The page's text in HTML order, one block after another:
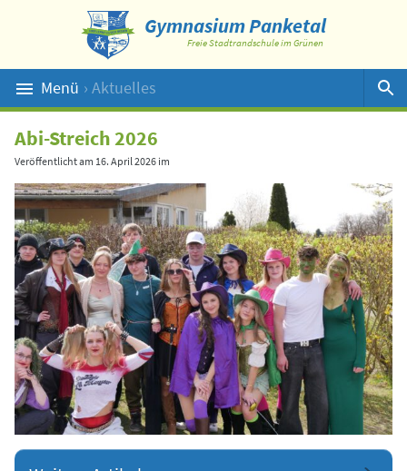
Gymnasium Panketal
Freie Stadtrandschule im Grünen
Menü › Aktuelles
Suche
Abi-Streich 2026
Veröffentlicht am 16. April 2026 im